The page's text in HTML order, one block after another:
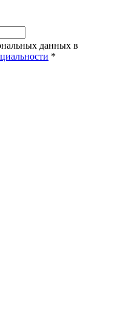
данных в
*